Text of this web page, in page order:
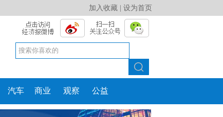
加入收藏| 设为首页
汽车 商业 观察 公益